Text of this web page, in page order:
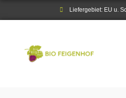
Liefergebiet: EU u.